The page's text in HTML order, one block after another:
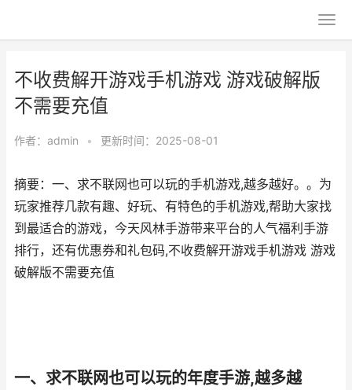
不收费解开游戏手机游戏 游戏破解版
不需要充值
作者： admin • 更新时间：2025-08-01
摘要：一、求不联网也可以玩的手机游戏,越多越好。。为
玩家推荐几款有趣、好玩、有特色的手机游戏,帮助大家找
到最适合的游戏，今天风林手游带来平台的人气福利手游
排行，还有优惠券和礼包码,不收费解开游戏手机游戏 游戏
破解版不需要充值
一、求不联网也可以玩的年度手游,越多越